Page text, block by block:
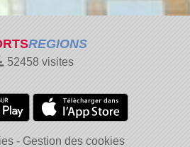
REGIONS
52458visites
Gestion des cookies